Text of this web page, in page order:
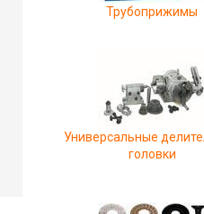
Трубоприжимы
Универсальные
головки